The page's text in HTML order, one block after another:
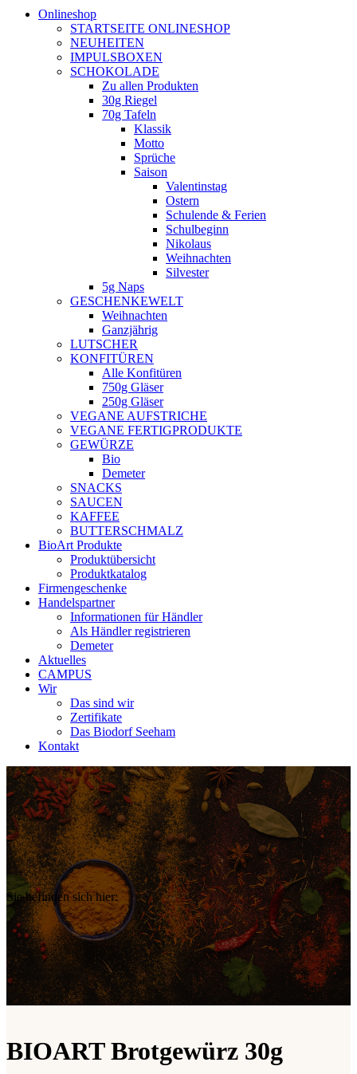
Onlineshop
STARTSEITE ONLINESHOP
NEUHEITEN
IMPULSBOXEN
SCHOKOLADE
Zu allen Produkten
30g Riegel
70g Tafeln
Klassik
Motto
Sprüche
Saison
Valentinstag
Ostern
Schulende & Ferien
Schulbeginn
Nikolaus
Weihnachten
Silvester
5g Naps
GESCHENKEWELT
Weihnachten
Ganzjährig
LUTSCHER
KONFITÜREN
Alle Konfitüren
750g Gläser
250g Gläser
VEGANE AUFSTRICHE
VEGANE FERTIGPRODUKTE
GEWÜRZE
Bio
Demeter
SNACKS
SAUCEN
KAFFEE
BUTTERSCHMALZ
BioArt Produkte
Produktübersicht
Produktkatalog
Firmengeschenke
Handelspartner
Informationen für Händler
Als Händler registrieren
Demeter
Aktuelles
CAMPUS
Wir
Das sind wir
Zertifikate
Das Biodorf Seeham
Kontakt
Sie befinden sich hier:
BIOART Brotgewürz 30g